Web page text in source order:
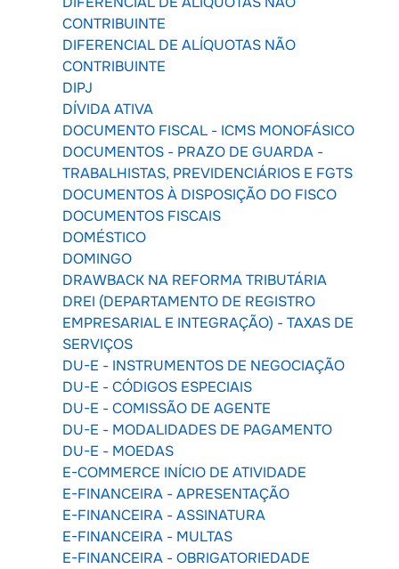
CONTRIBUINTE
DIFERENCIAL DE ALÍQUOTAS NÃO
CONTRIBUINTE
DIPJ
DÍVIDA ATIVA
DOCUMENTO FISCAL - ICMS MONOFÁSICO
DOCUMENTOS - PRAZO DE GUARDA -
TRABALHISTAS, PREVIDENCIÁRIOS E FGTS
DOCUMENTOS À DISPOSIÇÃO DO FISCO
DOCUMENTOS FISCAIS
DOMÉSTICO
DOMINGO
DRAWBACK NA REFORMA TRIBUTÁRIA
DREI (DEPARTAMENTO DE REGISTRO
EMPRESARIAL E INTEGRAÇÃO) - TAXAS DE
SERVIÇOS
DU-E - INSTRUMENTOS DE NEGOCIAÇÃO
DU-E - CÓDIGOS ESPECIAIS
DU-E - COMISSÃO DE AGENTE
DU-E - MODALIDADES DE PAGAMENTO
DU-E - MOEDAS
E-COMMERCE INÍCIO DE ATIVIDADE
E-FINANCEIRA - APRESENTAÇÃO
E-FINANCEIRA - ASSINATURA
E-FINANCEIRA - MULTAS
E-FINANCEIRA - OBRIGATORIEDADE